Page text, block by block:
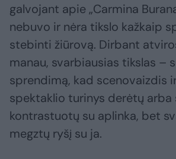
galvojant apie „Carmina
nebuvo ir nėra tikslo kažkaip
stebinti žiūrovą. Dirbant
manau, svarbiausias tikslas –
sprendimą, kad scenovaizdis
spektaklio turinys derėtų arba
kontrastuotų su aplinka, bet
megztų ryšį su ja.